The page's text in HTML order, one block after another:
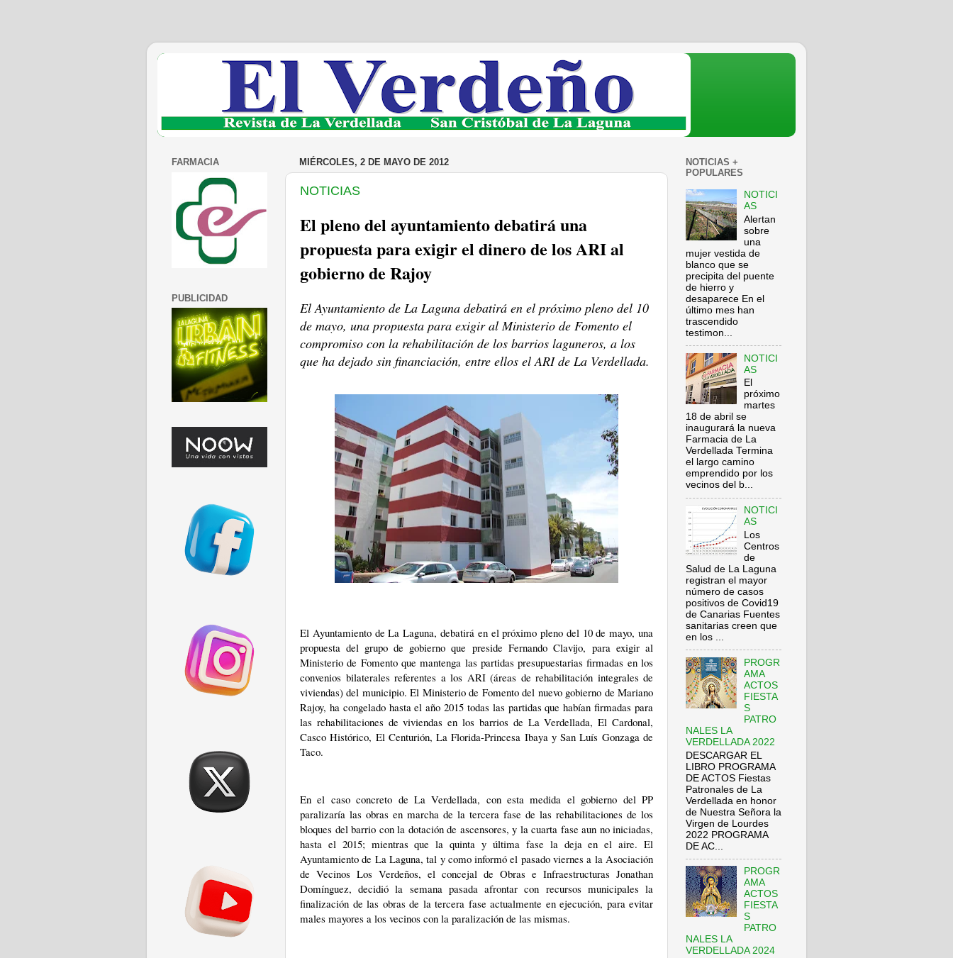
MIÉRCOLES, 2 DE MAYO DE 2012
NOTICIAS
El pleno del ayuntamiento debatirá una
propuesta para exigir el dinero de los ARI al
gobierno de Rajoy
El Ayuntamiento de La Laguna debatirá en el próximo pleno del 10
de mayo, una propuesta para exigir al Ministerio de Fomento el
compromiso con la rehabilitación de los barrios laguneros, a los
que ha dejado sin financiación, entre ellos el ARI de La Verdellada.
El Ayuntamiento de La Laguna, debatirá en el próximo pleno del 10 de mayo, una
propuesta del grupo de gobierno que preside Fernando Clavijo, para exigir al
Ministerio de Fomento que mantenga las partidas presupuestarias firmadas en los
convenios bilaterales referentes a los ARI (áreas de rehabilitación integrales de
viviendas) del municipio. El Ministerio de Fomento del nuevo gobierno de Mariano
Rajoy, ha congelado hasta el año 2015 todas las partidas que habían firmadas para
las rehabilitaciones de viviendas en los barrios de La Verdellada, El Cardonal,
Casco Histórico, El Centurión, La Florida-Princesa Ibaya y San Luís Gonzaga de
Taco.
En el caso concreto de La Verdellada, con esta medida el gobierno del PP
paralizaría las obras en marcha de la tercera fase de las rehabilitaciones de los
bloques del barrio con la dotación de ascensores, y la cuarta fase aun no iniciadas,
hasta el 2015; mientras que la quinta y última fase la deja en el aire. El
Ayuntamiento de La Laguna, tal y como informó el pasado viernes a la Asociación
de Vecinos Los Verdeños, el concejal de Obras e Infraestructuras Jonathan
Domínguez, decidió la semana pasada afrontar con recursos municipales la
finalización de las obras de la tercera fase actualmente en ejecución, para evitar
males mayores a los vecinos con la paralización de las mismas.
FARMACIA
PUBLICIDAD
NOTICIAS +
POPULARES
NOTICI
AS
Alertan
sobre
una
mujer vestida de
blanco que se
precipita del puente
de hierro y
desaparece En el
último mes han
trascendido
testimon...
NOTICI
AS
El
próximo
martes
18 de abril se
inaugurará la nueva
Farmacia de La
Verdellada Termina
el largo camino
emprendido por los
vecinos del b...
NOTICI
AS
Los
Centros
de
Salud de La Laguna
registran el mayor
número de casos
positivos de Covid19
de Canarias Fuentes
sanitarias creen que
en los ...
PROGR
AMA
ACTOS
FIESTA
S
PATRO
NALES LA
VERDELLADA 2022
DESCARGAR EL
LIBRO PROGRAMA
DE ACTOS Fiestas
Patronales de La
Verdellada en honor
de Nuestra Señora la
Virgen de Lourdes
2022 PROGRAMA
DE AC...
PROGR
AMA
ACTOS
FIESTA
S
PATRO
NALES LA
VERDELLADA 2024